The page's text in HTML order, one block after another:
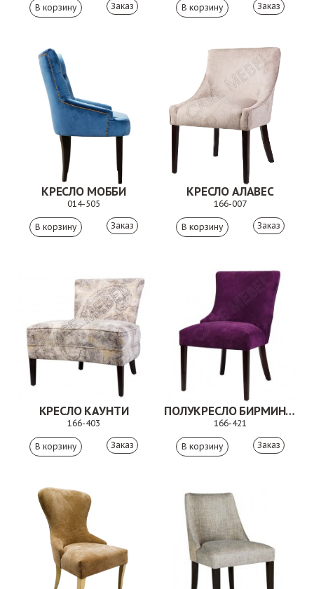
Заказ Заказ
КРЕСЛО МОББИ
014-505
Заказ
КРЕСЛО АЛАВЕС
166-007
Заказ
КРЕСЛО КАУНТИ
166-403
Заказ
ПОЛУКРЕСЛО БИРМИНГЕМ
166-421
Заказ